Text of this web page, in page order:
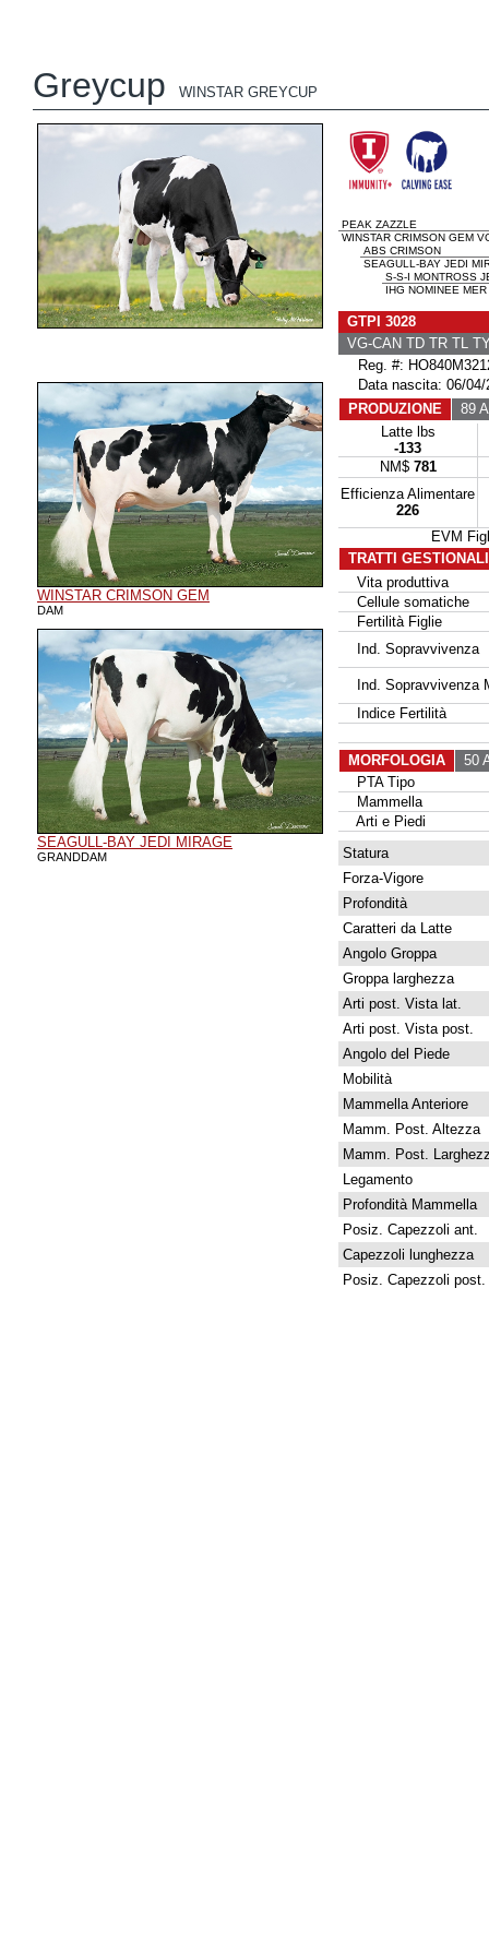
Greycup WINSTAR GREYCUP
WINSTAR CRIMSON GEM
DAM
SEAGULL-BAY JEDI MIRAGE
GRANDDAM
PEAK ZAZZLE
WINSTAR CRIMSON GEM
ABS CRIMSON
SEAGULL-BAY JEDI
S-S-I MONTROSS
IHG NOMINEE
GTPI 3028
VG-CAN TD TR TL
Reg. #:
Data nascita: 06/04/
PRODUZIONE
89
Latte lbs
-133
NM$ 781
Efficienza Alimentare
226
EVM
TRATTI
Vita produttiva
Cellule somatiche
Fertilità Figlie
Ind. Sopravvivenza
Ind. Sopravvivenza
Indice Fertilità
MORFOLOGIA
50
PTA Tipo
Mammella
Arti e Piedi
Statura
Forza-Vigore
Profondità
Caratteri da Latte
Angolo Groppa
Groppa larghezza
Arti post. Vista lat.
Arti post. Vista post.
Angolo del Piede
Mobilità
Mammella Anteriore
Mamm. Post. Altezza
Mamm. Post.
Legamento
Profondità Mammella
Posiz. Capezzoli ant.
Capezzoli lunghezza
Posiz. Capezzoli post.